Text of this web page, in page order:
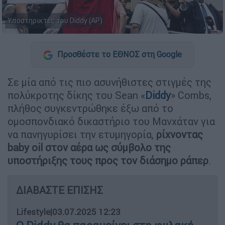
Υποστηρικτές του Diddy (AP)
Προσθέστε το ΕΘΝΟΣ στη Google
Σε μία από τις πιο ασυνήθιστες στιγμές της
πολύκροτης δίκης του Sean «Diddy» Combs,
πλήθος συγκεντρώθηκε έξω από το
ομοσπονδιακό δικαστήριο του Μανχάταν για
να πανηγυρίσει την ετυμηγορία, ρίχνοντας
baby oil στον αέρα ως σύμβολο της
υποστήριξης τους προς τον διάσημο ράπερ.
ΔΙΑΒΑΣΤΕ ΕΠΙΣΗΣ
Lifestyle|03.07.2025 12:23